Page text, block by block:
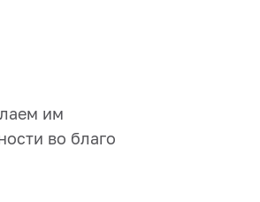
им
во благо